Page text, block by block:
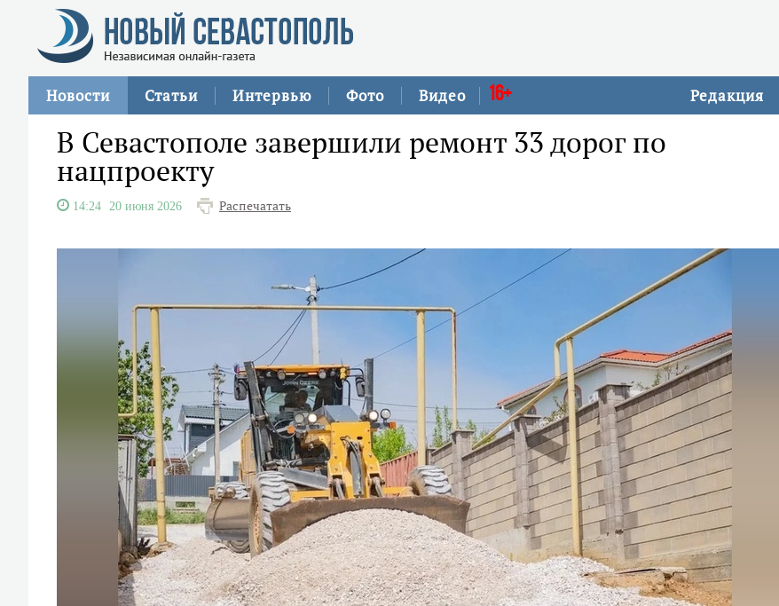
Редакция
Новости Статьи Интервью Фото Видео 16+
В Севастополе завершили ремонт 33 дорог по
нацпроекту
14:24 20 июня 2026 Распечатать